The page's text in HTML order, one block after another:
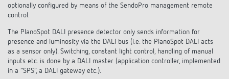
Références
Application de Theben
Télérupteur impulsionnel OKTO de Theben
optionally configured by means of the SendoPro management remote
control.
The PlanoSpot DALI presence detector only sends information for
presence and luminosity via the DALI bus (i.e. the PlanoSpot DALI acts
as a sensor only). Switching, constant light control, handling of manual
inputs etc. is done by a DALI master (application controller, implemented
in a “SPS”, a DALI gateway etc.).